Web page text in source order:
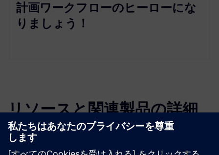
計画ワークフローのヒーローにな
りましょう！
リソースと関連製品の詳細
その他の情報とリソース